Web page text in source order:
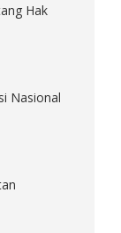
Hak
Nasional